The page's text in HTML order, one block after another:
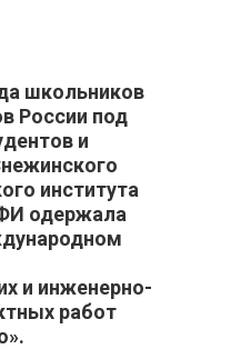
школьников
России под
и
института
одержала
и инженерно-
работ